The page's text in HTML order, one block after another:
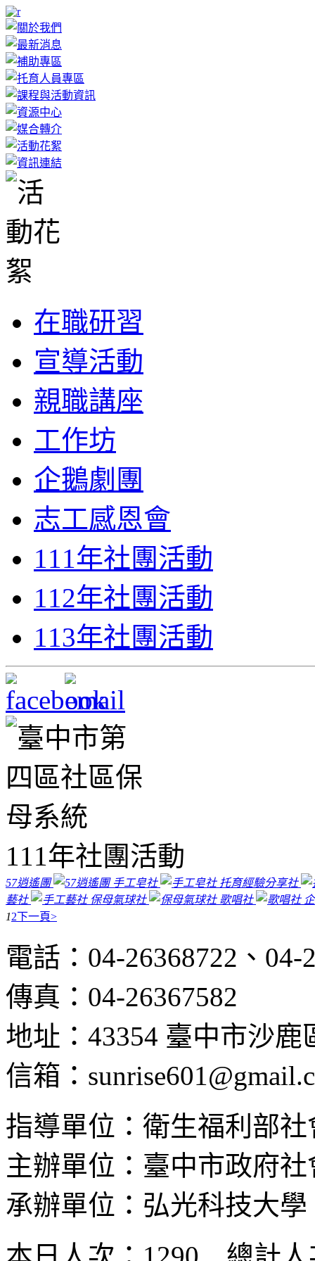
在職研習
宣導活動
親職講座
工作坊
企鵝劇團
志工感恩會
111年社團活動
112年社團活動
113年社團活動
111年社團活動
57逍遙團 手工皂社
托育經驗分享社
藝社
保母氣球社 歌唱社
12下一頁>
電話：04-26368722、04-
傳真：04-26367582
地址：43354 臺中市沙鹿
信箱：
指導單位：衛生福利部
主辦單位：臺中市政府社
承辦單位：弘光科技大學